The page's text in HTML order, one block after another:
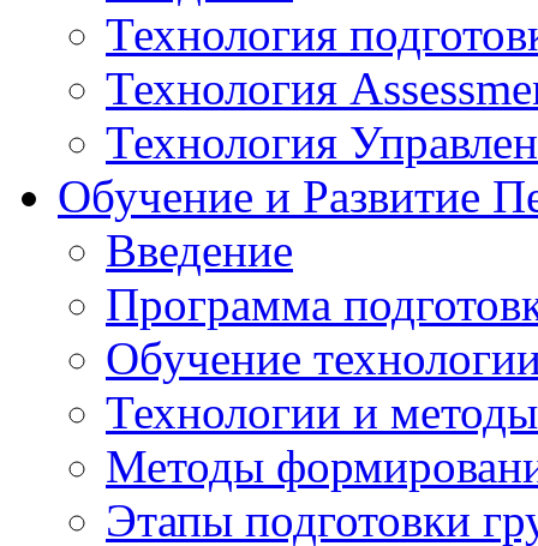
Технология
Технология
Технология
Обучение и Развитие
Введение
Программа
Обучение
Технологии и
Методы
Этапы подготовки